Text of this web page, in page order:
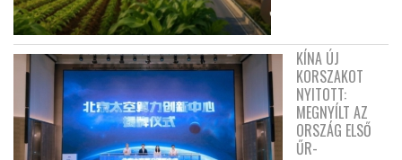
KÍNA ÚJ
KORSZAKOT
NYITOTT:
MEGNYÍLT AZ
ORSZÁG ELSŐ
ŰR-